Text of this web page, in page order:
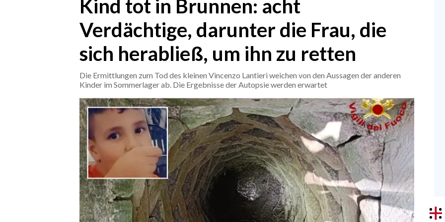
SERVIZI ALLE IMPRESE
RISULTATI E CLASSIFICHE
Kind tot in Brunnen: acht
Verdächtige, darunter die Frau, die
sich herabließ, um ihn zu retten
Die Ermittlungen zum Tod des kleinen Vincenzo Lantieri weichen von den Aussagen der anderen
Kinder im Sommerlager ab. Die Ergebnisse der Autopsie werden erwartet